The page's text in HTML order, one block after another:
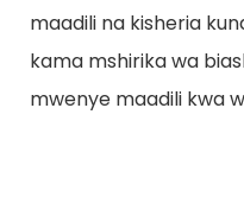
maadili na kisheria
kama mshirika wa
mwenye maadili kwa